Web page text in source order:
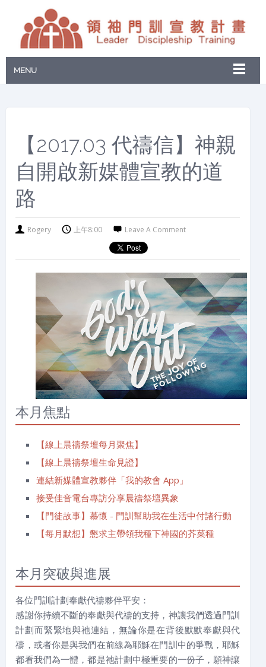
MENU
【2017.03 代禱信】神親
自開啟新媒體宣教的道
路
Rogery 上午8:00 Leave A Comment
本月焦點
【線上晨禱祭壇每月聚焦】
【線上晨禱祭壇生命見證】
連結新媒體宣教夥伴「我的教會 App」
接受佳音電台專訪分享晨禱祭壇異象
【門徒故事】慕懷 - 門訓幫助我在生活中付諸行動
【每月默想】懇求主帶領我種下神國的芥菜種
本月突破與進展
各位門訓計劃奉獻代禱夥伴平安：
感謝你持續不斷的奉獻與代禱的支持，神讓我們透過門訓
計劃而緊緊地與祂連結，無論你是在背後默默奉獻與代
禱，或者你是與我們在前線為耶穌在門訓中的爭戰，耶穌
都看我們為一體，都是祂計劃中極重要的一份子，願神讓